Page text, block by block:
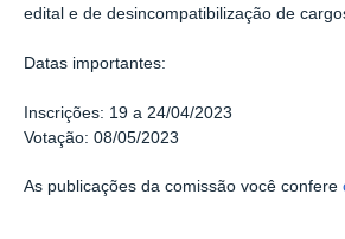
edital e de desincompatibilização de
Datas importantes:
Inscrições: 19 a 24/04/2023
Votação: 08/05/2023
As publicações da comissão você confere